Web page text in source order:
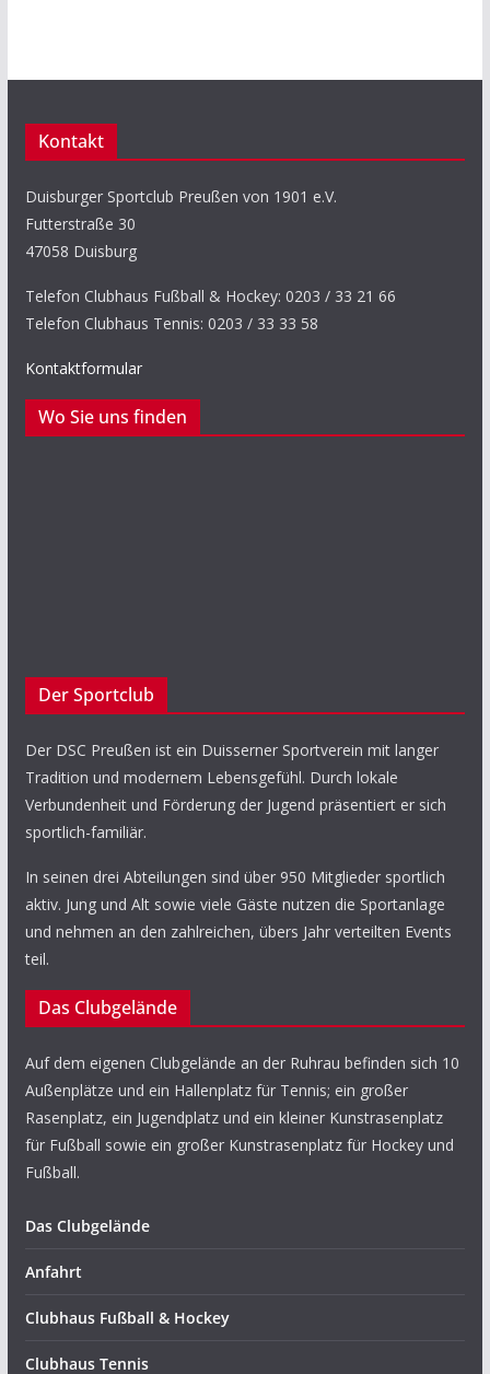
Kontakt
Duisburger Sportclub Preußen von 1901 e.V.
Futterstraße 30
47058 Duisburg
Telefon Clubhaus Fußball & Hockey: 0203 / 33 21 66
Telefon Clubhaus Tennis: 0203 / 33 33 58
Kontaktformular
Wo Sie uns finden
Der Sportclub
Der DSC Preußen ist ein Duisserner Sportverein mit langer
Tradition und modernem Lebensgefühl. Durch lokale
Verbundenheit und Förderung der Jugend präsentiert er sich
sportlich-familiär.
In seinen drei Abteilungen sind über 950 Mitglieder sportlich
aktiv. Jung und Alt sowie viele Gäste nutzen die Sportanlage
und nehmen an den zahlreichen, übers Jahr verteilten Events
teil.
Das Clubgelände
Auf dem eigenen Clubgelände an der Ruhrau befinden sich 10
Außenplätze und ein Hallenplatz für Tennis; ein großer
Rasenplatz, ein Jugendplatz und ein kleiner Kunstrasenplatz
für Fußball sowie ein großer Kunstrasenplatz für Hockey und
Fußball.
Das Clubgelände
Anfahrt
Clubhaus Fußball & Hockey
Clubhaus Tennis